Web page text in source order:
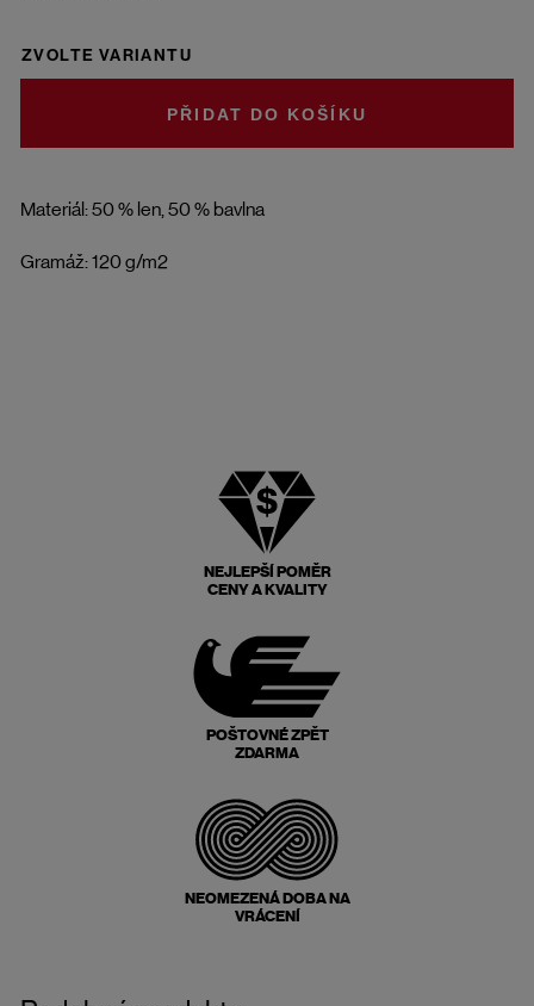
Materiál: 50 % len, 50 % bavlna
Gramáž: 120 g/m2
ZVOLTE VARIANTU
DO KOŠÍKU
NEJLEPŠÍ POMĚR
CENY A KVALITY
POŠTOVNÉ ZPĚT
ZDARMA
NEOMEZENÁ DOBA NA
VRÁCENÍ